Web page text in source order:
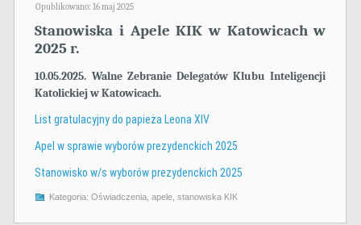
Opublikowano: 16 maj 2025
Stanowiska i Apele KIK w Katowicach w
2025 r.
10.05.2025. Walne Zebranie Delegatów Klubu Inteligencji
Katolickiej w Katowicach.
List gratulacyjny do papieża Leona XIV
Apel w sprawie wyborów prezydenckich 2025
Stanowisko w/s wyborów prezydenckich 2025
Kategoria:Oświadczenia, apele, stanowiska KIK